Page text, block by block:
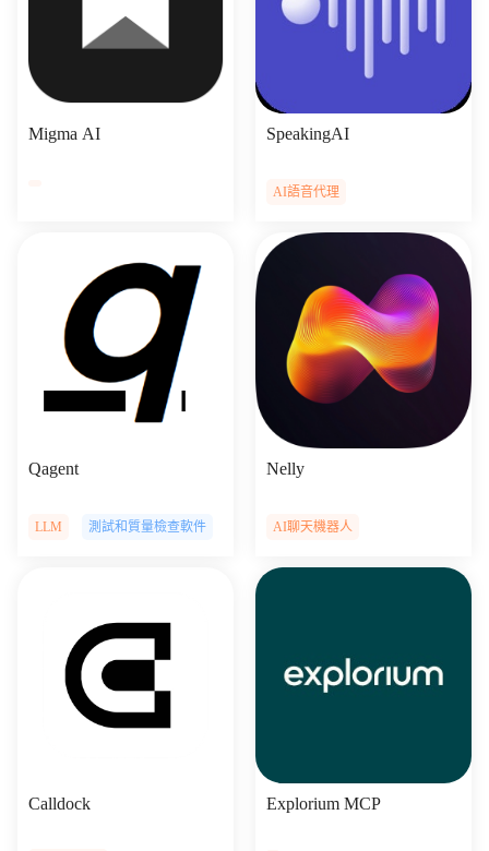
Migma AI SpeakingAI
AI語音代理
Qagent
LLM 測試和質量檢查軟件
Nelly
AI聊天機器人
Calldock Explorium MCP